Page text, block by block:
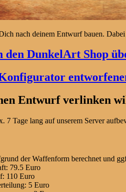
nach deinem Entwurf bauen.
den DunkelArt Shop
Entwurf verlinken
7 Tage lang auf unserem Server
der Waffenform berechnet und
79.5 Euro
110 Euro
5 Euro